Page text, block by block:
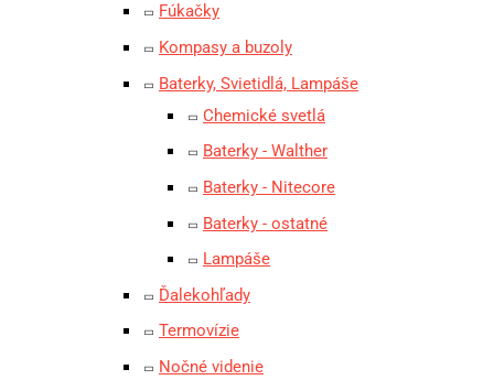
Fúkačky
Kompasy a buzoly
Baterky, Svietidlá, Lampáše
Chemické svetlá
Baterky - Walther
Baterky - Nitecore
Baterky - ostatné
Lampáše
Ďalekohľady
Termovízie
Nočné videnie